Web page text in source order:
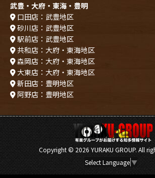
武豊・大府・東海・豊明
口田店：武豊地区
砂川店：武豊地区
駅前店：武豊地区
共和店：大府・東海地区
森岡店：大府・東海地区
大東店：大府・東海地区
新田店：豊明地区
阿野店：豊明地区
Copyright ©2026 YURAKU GROUP. All
Select Language ▼